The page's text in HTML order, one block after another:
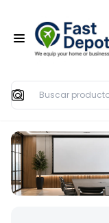
Buscar